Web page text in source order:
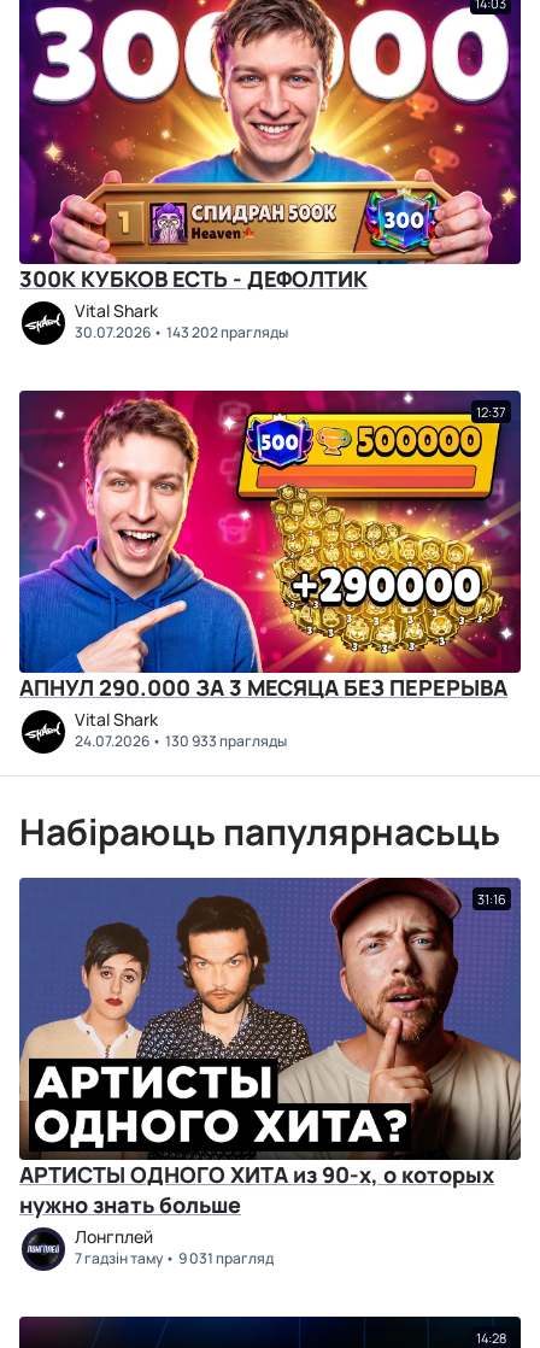
300К КУБКОВ ЕСТЬ - ДЕФОЛТИК
Vital Shark
30.07.2026 143 202 прагляды
12:37
АПНУЛ 290.000 ЗА 3 МЕСЯЦА БЕЗ ПЕРЕРЫВА
Vital Shark
24.07.2026 130 933 прагляды
Набіраюць папулярнасьць
31:16
АРТИСТЫ ОДНОГО ХИТА из 90-х, о которых
нужно знать больше
Лонгплей
7 гадзін таму 9 031 прагляд
14:28